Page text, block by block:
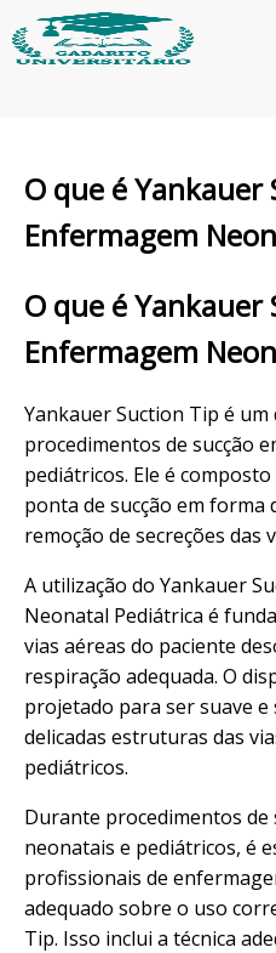
O que é
Enfermagem
O que é
Enfermagem
Yankauer Suction Tip é
procedimentos de sucção
pediátricos. Ele é
ponta de sucção em forma
remoção de secreções das
A utilização do Yankauer
Neonatal Pediátrica é
vias aéreas do paciente
respiração adequada. O
projetado para ser suave
delicadas estruturas das
pediátricos.
Durante procedimentos de
neonatais e pediátricos, é
profissionais de
adequado sobre o uso
Tip. Isso inclui a técnica